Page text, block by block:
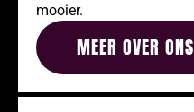
mooier.
MEER OVER ONS